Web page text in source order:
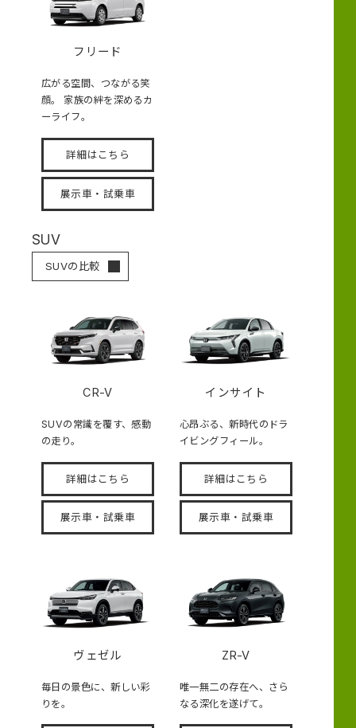
フリード
広がる空間、つながる笑
顔。 家族の絆を深めるカ
ーライフ。
詳細はこちら
展示車・試乗車
SUV
SUVの比較
CR-V
SUVの常識を覆す、感動
の走り。
詳細はこちら
展示車・試乗車
インサイト
心昂ぶる、新時代のドラ
イビングフィール。
詳細はこちら
展示車・試乗車
ヴェゼル
毎日の景色に、新しい彩
りを。
ZR-V
唯一無二の存在へ、さら
なる深化を遂げて。